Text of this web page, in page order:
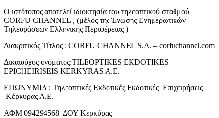
Ο ιστότοπος αποτελεί ιδιοκτησία του τηλεοπτικού σταθμού
CORFU CHANNEL , (μέλος της Ένωσης Ενημερωτικών
Τηλεοράσεων Ελληνικής Περιφέρειας )
Διακριτικός Τίτλος : CORFU CHANNEL S.A. – corfuchannel.com
Δικαιούχος ονόματος:TILEOPTIKES EKDOTIKES
EPICHEIRISEIS KERKYRAS A.E.
ΕΠΩΝΥΜΙΑ : Τηλεοπτικές Εκδοτικές Εκδοτικές Επιχειρήσεις
Κέρκυρας Α.Ε.
ΑΦΜ 094294568 ΔΟΥ Κερκύρας